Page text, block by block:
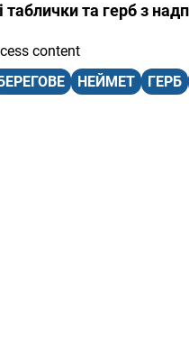
та герб з
content
БЕРЕГОВЕ
НЕЙМЕТ ГЕРБ